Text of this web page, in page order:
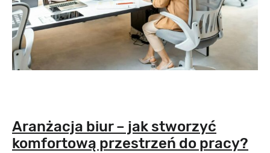
Aranżacja biur – jak stworzyć
komfortową przestrzeń do pracy?